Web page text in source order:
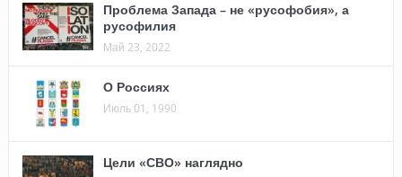
Проблема Запада – не «русофобия», а
русофилия
Май 23, 2022
О Россиях
Июль 01, 1990
Цели «СВО» наглядно